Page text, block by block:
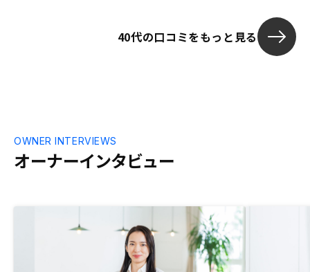
で一気通貫で行っているところに魅力を感
40代の口コミをもっと見る
オーナーインタビュー
OWNER INTERVIEWS